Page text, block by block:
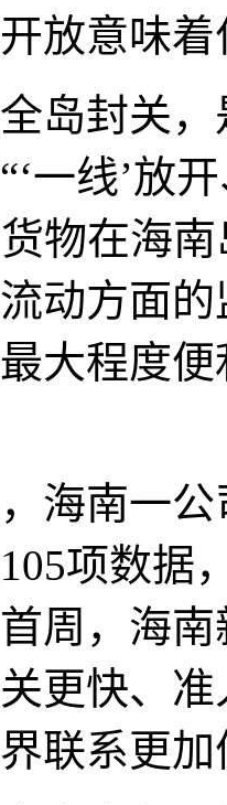
放意味着
封关，
一线’放
物在海
动方面
大程度
南一公
项数据
周，海
更快、
联系更